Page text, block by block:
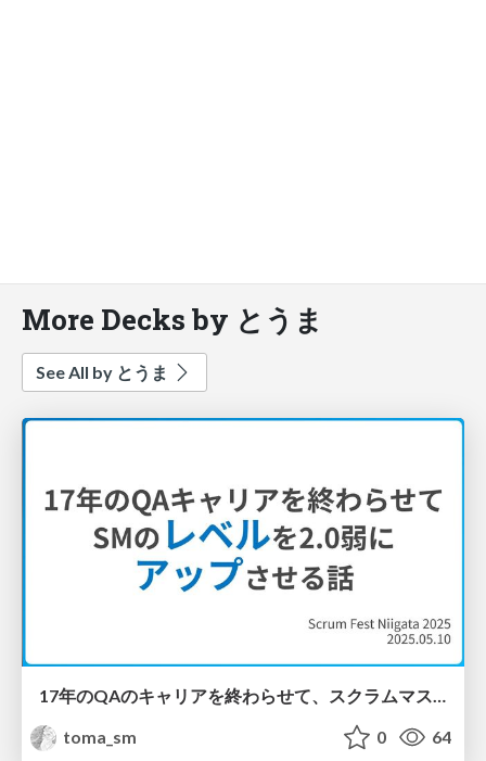
More Decks by とうま
See All by とうま
17年のQAのキャリアを終わらせて、スクラムマスターのレベルを2.0弱にアップさせる話 / QA to ScrumMaster Level2 Journey
toma_sm
0 64